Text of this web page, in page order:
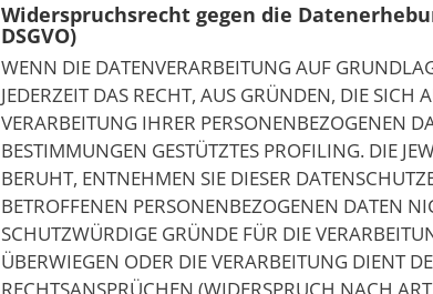
Widerspruchsrecht gegen die
DSGVO)
WENN DIE DATENVERARBEITUNG AUF
JEDERZEIT DAS RECHT, AUS GRÜNDEN, DIE SICH
VERARBEITUNG IHRER PERSONENBEZOGENEN
BESTIMMUNGEN GESTÜTZTES PROFILING. DIE
BERUHT, ENTNEHMEN SIE DIESER
BETROFFENEN PERSONENBEZOGENEN DATEN
SCHUTZWÜRDIGE GRÜNDE FÜR DIE
ÜBERWIEGEN ODER DIE VERARBEITUNG DIENT
RECHTSANSPRÜCHEN (WIDERSPRUCH NACH